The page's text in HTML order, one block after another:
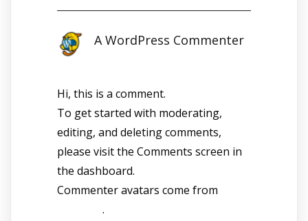
A WordPress Commenter
Hi, this is a comment.
To get started with moderating,
editing, and deleting comments,
please visit the Comments screen in
the dashboard.
Commenter avatars come from
.